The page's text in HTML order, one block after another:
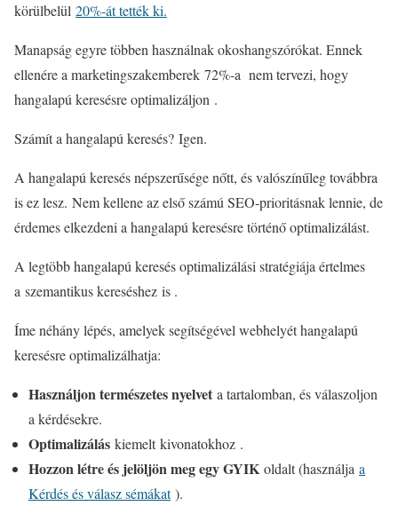
körülbelül 20%-át tették ki.
Manapság egyre többen használnak okoshangszórókat. Ennek
ellenére a marketingszakemberek 72%-a nem tervezi, hogy
hangalapú keresésre optimalizáljon .
Számít a hangalapú keresés? Igen.
A hangalapú keresés népszerűsége nőtt, és valószínűleg továbbra
is ez lesz. Nem kellene az első számú SEO-prioritásnak lennie, de
érdemes elkezdeni a hangalapú keresésre történő optimalizálást.
A legtöbb hangalapú keresés optimalizálási stratégiája értelmes
a szemantikus kereséshez is .
Íme néhány lépés, amelyek segítségével webhelyét hangalapú
keresésre optimalizálhatja:
Használjon természetes nyelvet a tartalomban, és válaszoljon
a kérdésekre.
Optimalizálás kiemelt kivonatokhoz .
Hozzon létre és jelöljön meg egy GYIKoldalt (használja a
Kérdés és válasz sémákat).